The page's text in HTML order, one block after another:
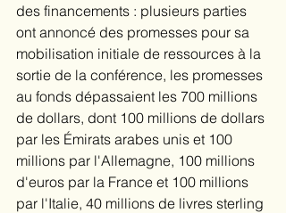
des financements : plusieurs parties
ont annoncé des promesses pour sa
mobilisation initiale de ressources à la
sortie de la conférence, les promesses
au fonds dépassaient les 700 millions
de dollars, dont 100 millions de dollars
par les Émirats arabes unis et 100
millions par l'Allemagne, 100 millions
d'euros par la France et 100 millions
par l'Italie, 40 millions de livres sterling